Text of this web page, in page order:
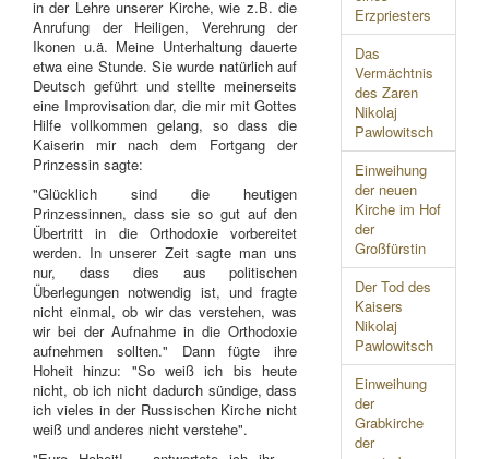
Erzpriesters
Das
Vermächtnis
des Zaren
Nikolaj
Pawlowitsch
Einweihung
der neuen
Kirche im Hof
der
Großfürstin
Der Tod des
Kaisers
Nikolaj
Pawlowitsch
Einweihung
der
Grabkirche
der
in der Lehre unserer Kirche, wie z.B. die
Anrufung der Heiligen, Verehrung der
Ikonen u.ä. Meine Unterhaltung dauerte
etwa eine Stunde. Sie wurde natürlich auf
Deutsch geführt und stellte meinerseits
eine Improvisation dar, die mir mit Gottes
Hilfe vollkommen gelang, so dass die
Kaiserin mir nach dem Fortgang der
Prinzessin sagte:
"Glücklich sind die heutigen
Prinzessinnen, dass sie so gut auf den
Übertritt in die Orthodoxie vorbereitet
werden. In unserer Zeit sagte man uns
nur, dass dies aus politischen
Überlegungen notwendig ist, und fragte
nicht einmal, ob wir das verstehen, was
wir bei der Aufnahme in die Orthodoxie
aufnehmen sollten." Dann fügte ihre
Hoheit hinzu: "So weiß ich bis heute
nicht, ob ich nicht dadurch sündige, dass
ich vieles in der Russischen Kirche nicht
weiß und anderes nicht verstehe".